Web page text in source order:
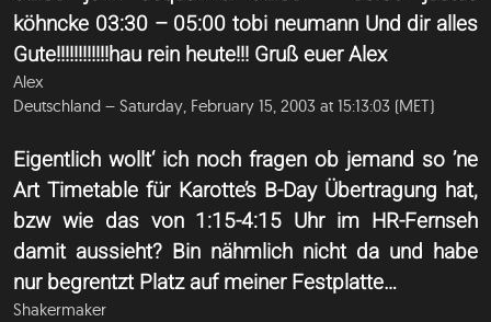
köhncke 03:30 – 05:00 tobi neumann Und dir alles
Gute!!!!!!!!!!!!hau rein heute!!! Gruß euer Alex
Alex
Deutschland – Saturday, February 15, 2003 at 15:13:03 (MET)
Eigentlich wollt‘ ich noch fragen ob jemand so ’ne
Art Timetable für Karotte’s B-Day Übertragung hat,
bzw wie das von 1:15-4:15 Uhr im HR-Fernseh
damit aussieht? Bin nähmlich nicht da und habe
nur begrentzt Platz auf meiner Festplatte…
Shakermaker